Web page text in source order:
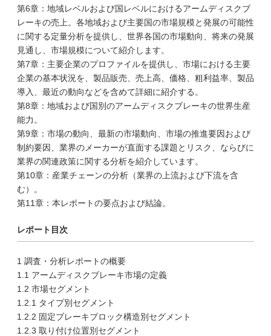
第6章：地域レベルおよび国レベルにおけるアームディスクブ
レーキの売上。各地域および主要国の市場規模と発展の可能性
に関する定量分析を提供し、世界各国の市場動向、将来の発展
見通し、市場規模について紹介します。
第7章：主要企業のプロファイルを提供し、市場における主要
企業の基本状況を、製品販売、売上高、価格、粗利益率、製品
導入、最近の動向などを含めて詳細に紹介する。
第8章：地域および国別のアームディスクブレーキの世界生産
能力。
第9章：市場の動向、最新の市場動向、市場の推進要因および
制約要因、業界のメーカーが直面する課題とリスク、ならびに
業界の関連政策に関する分析を紹介しています。
第10章：産業チェーンの分析（業界の上流および下流を含
む）。
第11章：本レポートの要点および結論。
レポート目次
1 調査・分析レポートの概要
1.1 アームディスクブレーキ市場の定義
1.2 市場セグメント
1.2.1 タイプ別セグメント
1.2.2 固定ブレーキブロック構造別セグメント
1.2.3 取り付け位置別セグメント